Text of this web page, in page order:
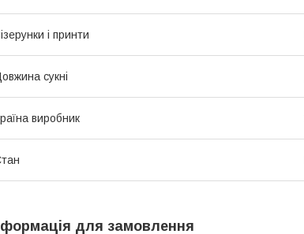
і принти
сукні
виробник
для замовлення